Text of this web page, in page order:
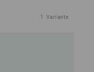
1 Variante